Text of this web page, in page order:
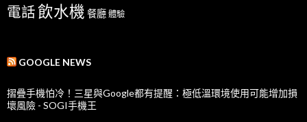
電話飲水機 餐廳 體驗
GOOGLE NEWS
摺疊手機怕冷！三星與Google都有提醒：極低溫環境使用可能增加損
壞風險 - SOGI手機王